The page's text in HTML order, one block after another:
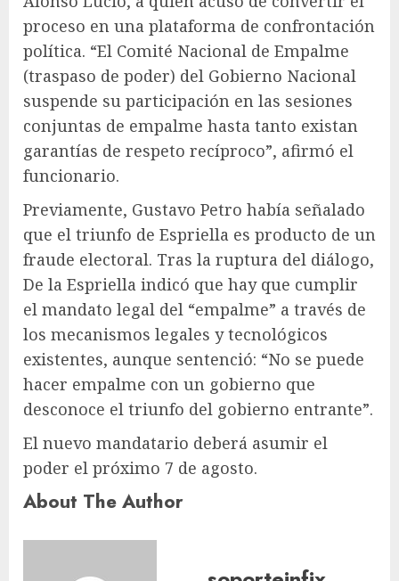
proceso en una plataforma de confrontación
política. “El Comité Nacional de Empalme
(traspaso de poder) del Gobierno Nacional
suspende su participación en las sesiones
conjuntas de empalme hasta tanto existan
garantías de respeto recíproco”, afirmó el
funcionario.
Previamente, Gustavo Petro había señalado
que el triunfo de Espriella es producto de un
fraude electoral. Tras la ruptura del diálogo,
De la Espriella indicó que hay que cumplir
el mandato legal del “empalme” a través de
los mecanismos legales y tecnológicos
existentes, aunque sentenció: “No se puede
hacer empalme con un gobierno que
desconoce el triunfo del gobierno entrante”.
El nuevo mandatario deberá asumir el
poder el próximo 7 de agosto.
About The Author